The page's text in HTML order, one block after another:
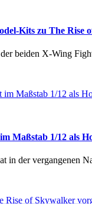
Kits zu The Rise
beiden X-Wing
Maßstab 1/12 als
in der vergangenen